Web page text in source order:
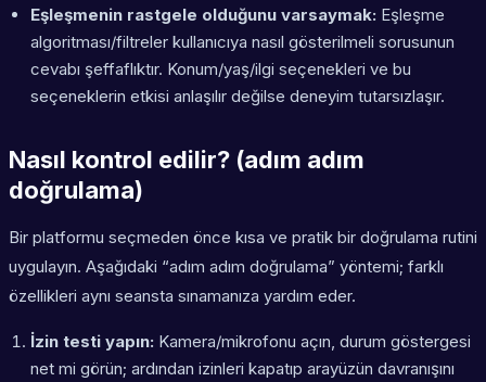
Eşleşmenin rastgele olduğunu varsaymak: Eşleşme
algoritması/filtreler kullanıcıya nasıl gösterilmeli sorusunun
cevabı şeffaflıktır. Konum/yaş/ilgi seçenekleri ve bu
seçeneklerin etkisi anlaşılır değilse deneyim tutarsızlaşır.
Nasıl kontrol edilir? (adım adım
doğrulama)
Bir platformu seçmeden önce kısa ve pratik bir doğrulama rutini
uygulayın. Aşağıdaki “adım adım doğrulama” yöntemi; farklı
özellikleri aynı seansta sınamanıza yardım eder.
İzin testi yapın: Kamera/mikrofonu açın, durum göstergesi
net mi görün; ardından izinleri kapatıp arayüzün davranışını